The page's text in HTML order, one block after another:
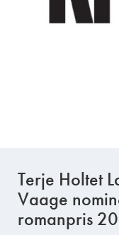
Terje Holtet
Vaage
romanpris